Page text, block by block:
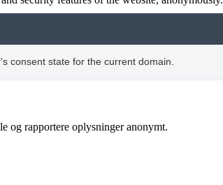
consent state for the current domain.
og rapportere oplysninger anonymt.